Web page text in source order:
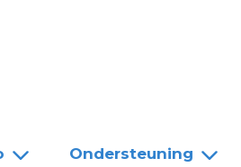
Ondersteuning